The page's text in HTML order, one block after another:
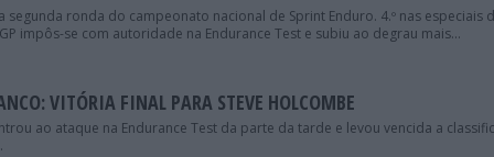
ronda do campeonato nacional de Sprint Enduro. 4.º nas especiais
impôs-se com autoridade na Endurance Test e subiu ao degrau mais...
VITÓRIA FINAL PARA STEVE HOLCOMBE
ao ataque na Endurance Test da parte da tarde e levou vencida a